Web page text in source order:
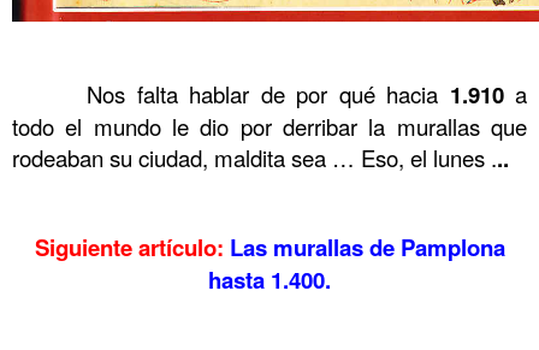
Nos falta hablar de por qué hacia 1.910a
todo el mundo le dio por derribar la murallas que
rodeaban su ciudad, maldita sea … Eso, el lunes ...
Siguiente artículo: Las murallas de Pamplona
hasta 1.400.